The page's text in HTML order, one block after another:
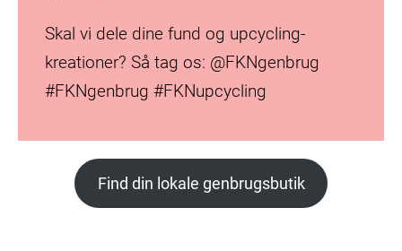
Skal vi dele dine fund og upcycling-
kreationer? Så tag os: @FKNgenbrug
#FKNgenbrug #FKNupcycling
Find din lokale genbrugsbutik